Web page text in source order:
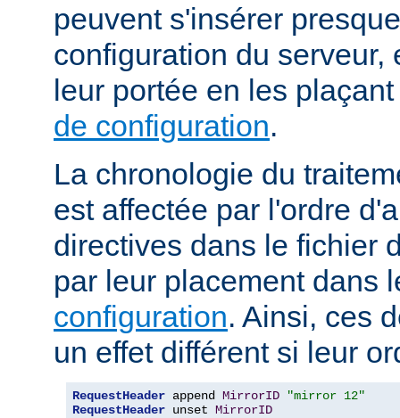
peuvent s'insérer
configuration du serveur,
leur portée en les
de configuration.
La chronologie du
est affectée par l'ordre
directives dans le fichier
par leur placement dans
configuration. Ainsi, ces
un effet différent si leur
RequestHeader append MirrorID
"mirror 12"
RequestHeader unset MirrorID